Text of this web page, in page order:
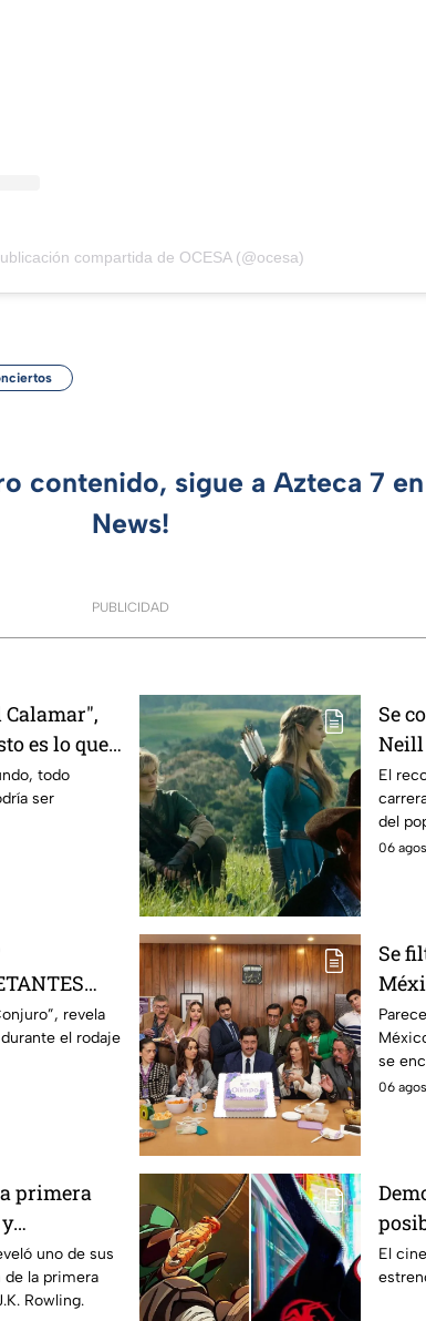
compartida de OCESA (@ocesa)
contenido, sigue a Azteca 7
News!
PUBLICIDAD
Calamar",
es lo que
todo
ser
Se
Neill
El
del
06
la
revela
el rodaje
Se
se
06
primera
libros
uno de sus
de la primera
Rowling.
del
El